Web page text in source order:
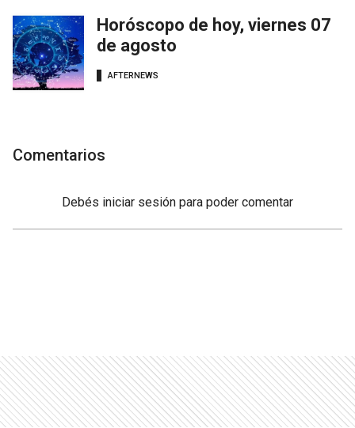
Horóscopo de hoy, viernes 07
de agosto
AFTERNEWS
Comentarios
Debés iniciar sesión para poder comentar